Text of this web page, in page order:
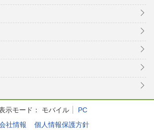
示モード： モバイル
PC
社情報
個人情報保護方針